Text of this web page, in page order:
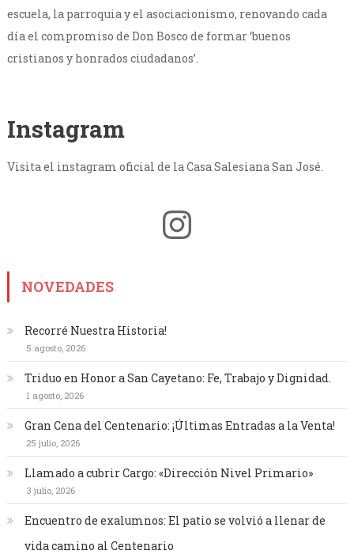
escuela, la parroquia y el asociacionismo, renovando cada
día el compromiso de Don Bosco de formar ‘buenos
cristianos y honrados ciudadanos’.
Instagram
Visita el instagram oficial de la Casa Salesiana San José.
Instagram
NOVEDADES
Recorré Nuestra Historia!
5 agosto, 2026
Triduo en Honor a San Cayetano: Fe, Trabajo y Dignidad.
1 agosto, 2026
Gran Cena del Centenario: ¡Últimas Entradas a la Venta!
25 julio, 2026
Llamado a cubrir Cargo: «Dirección Nivel Primario»
3 julio, 2026
Encuentro de exalumnos: El patio se volvió a llenar de
vida camino al Centenario